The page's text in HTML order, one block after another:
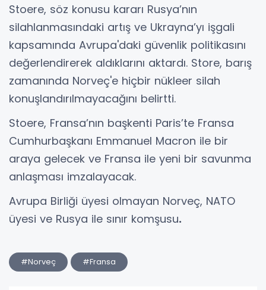
Stoere, söz konusu kararı Rusya’nın
silahlanmasındaki artış ve Ukrayna’yı işgali
kapsamında Avrupa'daki güvenlik politikasını
değerlendirerek aldıklarını aktardı. Store, barış
zamanında Norveç'e hiçbir nükleer silah
konuşlandırılmayacağını belirtti.
Stoere, Fransa’nın başkenti Paris’te Fransa
Cumhurbaşkanı Emmanuel Macron ile bir
araya gelecek ve Fransa ile yeni bir savunma
anlaşması imzalayacak.
Avrupa Birliği üyesi olmayan Norveç, NATO
üyesi ve Rusya ile sınır komşusu.
#Norveç #Fransa